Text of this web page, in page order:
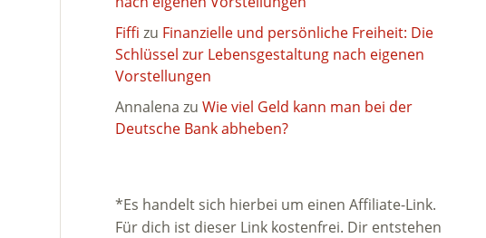
Fiffi zu Finanzielle und persönliche Freiheit: Die
Schlüssel zur Lebensgestaltung nach eigenen
Vorstellungen
Annalena zu Wie viel Geld kann man bei der
Deutsche Bank abheben?
*Es handelt sich hierbei um einen Affiliate-Link.
Für dich ist dieser Link kostenfrei. Dir entstehen